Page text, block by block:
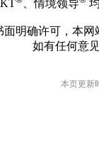
、情境领导
面明确许可，本
如有任何意
本页更新